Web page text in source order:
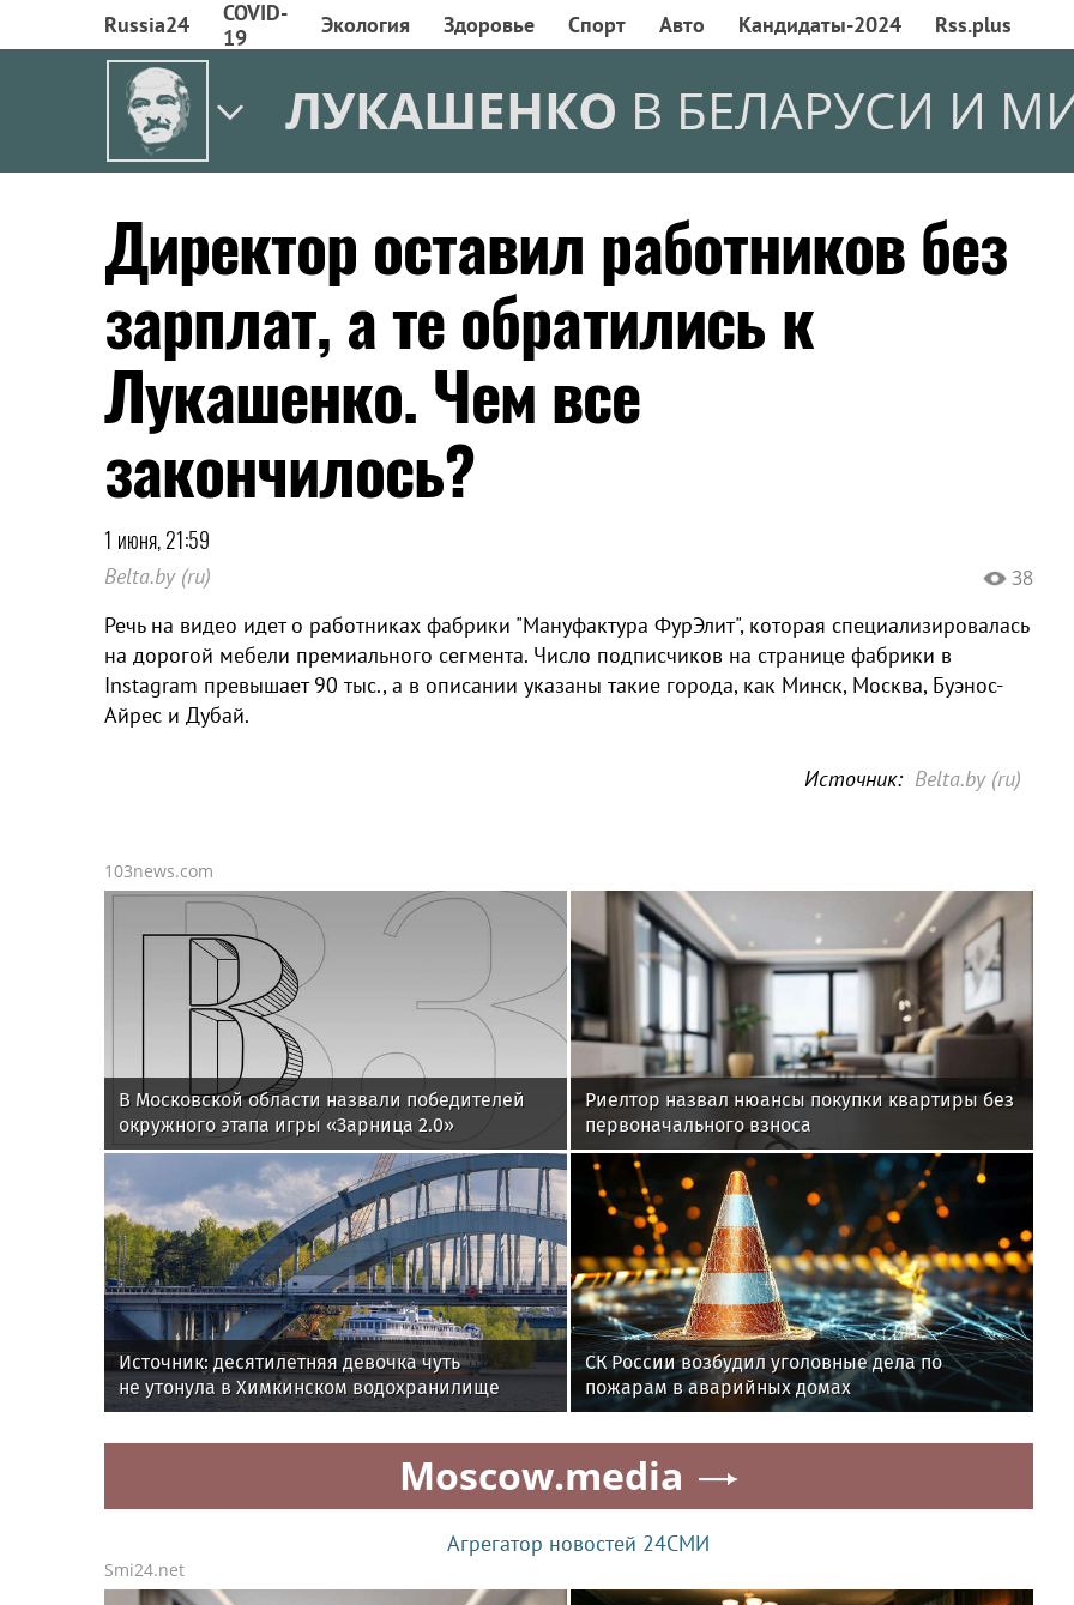
Russia24
COVID-
19
Экология Здоровье Спорт Авто Кандидаты-2024 Rss.plus
ЛУКАШЕНКО В БЕЛАРУСИ И
Директор оставил работников без
зарплат, а те обратились к
Лукашенко. Чем все
закончилось?
1 июня, 21:59
Belta.by (ru) 38
Речь на видео идет о работниках фабрики "Мануфактура ФурЭлит", которая специализировалась
на дорогой мебели премиального сегмента. Число подписчиков на странице фабрики в
Instagram превышает 90 тыс., а в описании указаны такие города, как Минск, Москва, Буэнос-
Айрес и Дубай.
Источник: Belta.by (ru)
103news.com
В Московской области назвали победителей
окружного этапа игры «Зарница 2.0»
Риелтор назвал нюансы покупки квартиры без
первоначального взноса
Источник: десятилетняя девочка чуть
не утонула в Химкинском водохранилище
СК России возбудил уголовные дела по
пожарам в аварийных домах
Moscow.media
Агрегатор новостей 24СМИ
Smi24.net